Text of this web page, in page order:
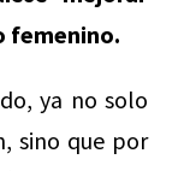
femenino.
ya no solo
sino que por